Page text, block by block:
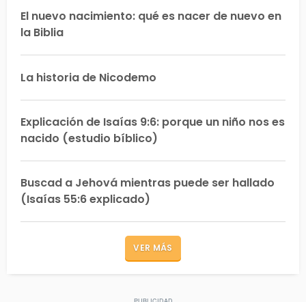
El nuevo nacimiento: qué es nacer de nuevo en
la Biblia
La historia de Nicodemo
Explicación de Isaías 9:6: porque un niño nos es
nacido (estudio bíblico)
Buscad a Jehová mientras puede ser hallado
(Isaías 55:6 explicado)
VER MÁS